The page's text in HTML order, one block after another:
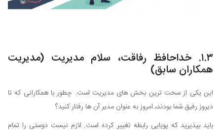
۱.۳. خداحافظ رفاقت، سلام مدیریت (مدیریت
همکاران سابق)
این یکی از سخت ترین بخش های مدیریت است. چطور با همکارانی که تا
دیروز رفیق شما بودند، امروز به عنوان مدیر آن ها رفتار کنید؟
باید بپذیرید که پویایی رابطه تغییر کرده است. لازم نیست دوستی را تمام